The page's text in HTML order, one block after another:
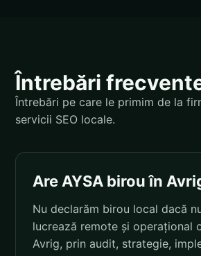
Întrebări
Întrebări pe care le primim de la
servicii SEO locale.
Are AYSA birou în
Nu declarăm birou local dacă
lucrează remote și operațional
Avrig, prin audit, strategie,